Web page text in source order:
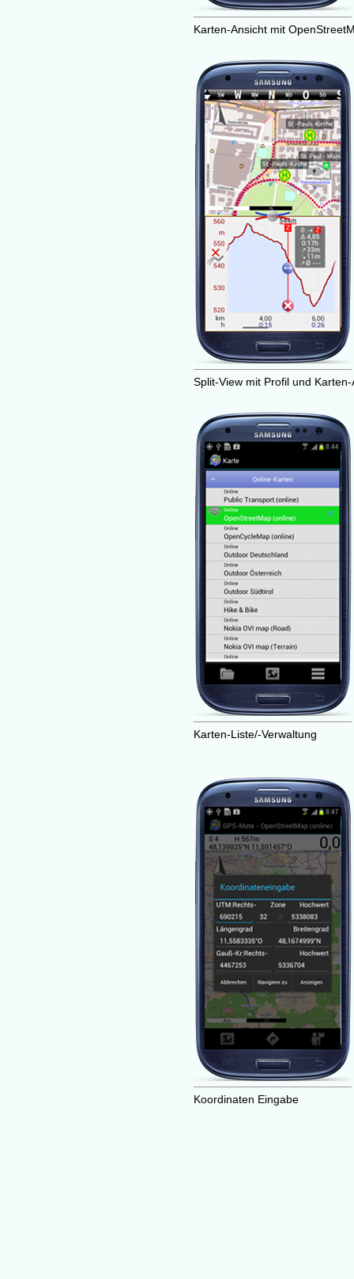
Karten-Ansicht mit
Split-View mit Profil und Karten-
Karten-Liste/-Verwaltung
Koordinaten Eingabe